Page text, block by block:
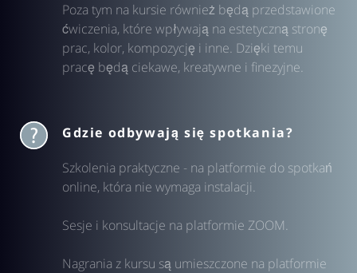
Poza tym na kursie również będą przedstawione
ćwiczenia, które wpływają na estetyczną stronę
prac, kolor, kompozycję i inne. Dzięki temu
pracę będą ciekawe, kreatywne i finezyjne.
Gdzie odbywają się spotkania?
Szkolenia praktyczne - na platformie do spotkań
online, która nie wymaga instalacji.
Sesje i konsultacje na platformie ZOOM.
Nagrania z kursu są umieszczone na platformie